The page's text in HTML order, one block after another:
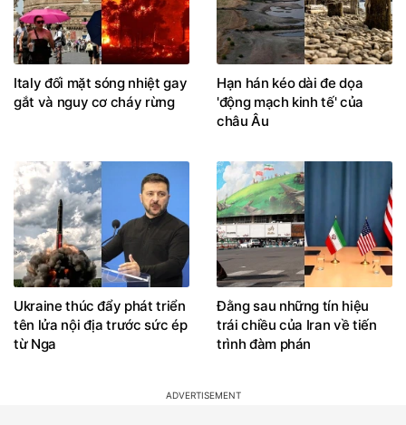
Italy đối mặt sóng nhiệt gay
gắt và nguy cơ cháy rừng
Hạn hán kéo dài đe dọa
'động mạch kinh tế' của
châu Âu
Ukraine thúc đẩy phát triển
tên lửa nội địa trước sức ép
từ Nga
Đằng sau những tín hiệu
trái chiều của Iran về tiến
trình đàm phán